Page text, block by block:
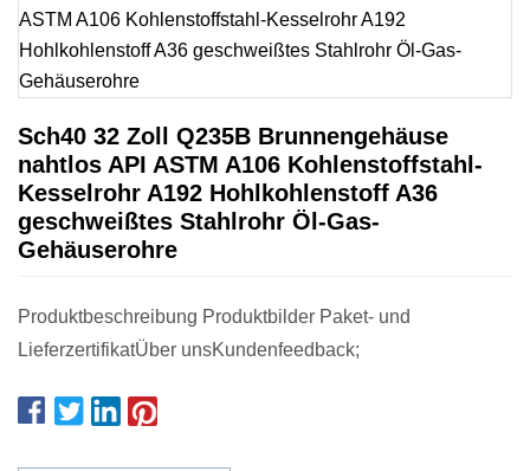
Sch40 32 Zoll Q235B Brunnengehäuse
nahtlos API ASTM A106 Kohlenstoffstahl-
Kesselrohr A192 Hohlkohlenstoff A36
geschweißtes Stahlrohr Öl-Gas-
Gehäuserohre
Produktbeschreibung Produktbilder Paket- und
LieferzertifikatÜber unsKundenfeedback;